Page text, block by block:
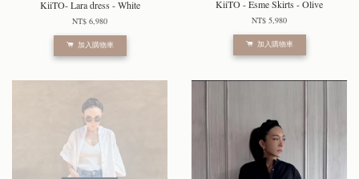
KiiTO- Lara dress - White
NT$ 6,980
加入購物車
KiiTO - Esme Skirts - Olive
NT$ 5,980
加入購物車